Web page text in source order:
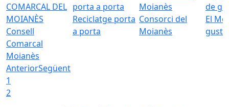
Consell
Comarcal
Moianès
Reciclatge porta
a porta
Consorci del
Moianès
El
gust
AnteriorSegüent
1
2